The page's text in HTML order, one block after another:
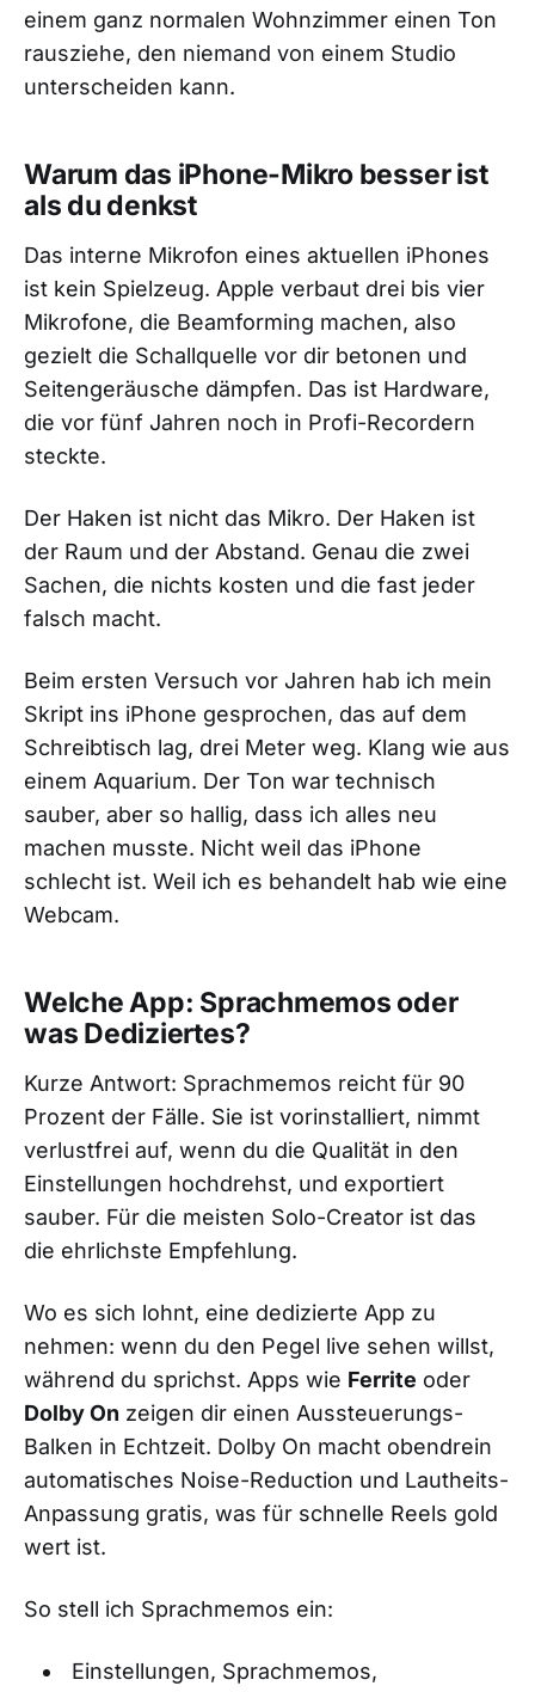
einem ganz normalen Wohnzimmer einen Ton
rausziehe, den niemand von einem Studio
unterscheiden kann.
Warum das iPhone-Mikro besser ist
als du denkst
Das interne Mikrofon eines aktuellen iPhones
ist kein Spielzeug. Apple verbaut drei bis vier
Mikrofone, die Beamforming machen, also
gezielt die Schallquelle vor dir betonen und
Seitengeräusche dämpfen. Das ist Hardware,
die vor fünf Jahren noch in Profi-Recordern
steckte.
Der Haken ist nicht das Mikro. Der Haken ist
der Raum und der Abstand. Genau die zwei
Sachen, die nichts kosten und die fast jeder
falsch macht.
Beim ersten Versuch vor Jahren hab ich mein
Skript ins iPhone gesprochen, das auf dem
Schreibtisch lag, drei Meter weg. Klang wie aus
einem Aquarium. Der Ton war technisch
sauber, aber so hallig, dass ich alles neu
machen musste. Nicht weil das iPhone
schlecht ist. Weil ich es behandelt hab wie eine
Webcam.
Welche App: Sprachmemos oder
was Dediziertes?
Kurze Antwort: Sprachmemos reicht für 90
Prozent der Fälle. Sie ist vorinstalliert, nimmt
verlustfrei auf, wenn du die Qualität in den
Einstellungen hochdrehst, und exportiert
sauber. Für die meisten Solo-Creator ist das
die ehrlichste Empfehlung.
Wo es sich lohnt, eine dedizierte App zu
nehmen: wenn du den Pegel live sehen willst,
während du sprichst. Apps wie Ferrite oder
Dolby On zeigen dir einen Aussteuerungs-
Balken in Echtzeit. Dolby On macht obendrein
automatisches Noise-Reduction und Lautheits-
Anpassung gratis, was für schnelle Reels gold
wert ist.
So stell ich Sprachmemos ein:
Einstellungen, Sprachmemos,